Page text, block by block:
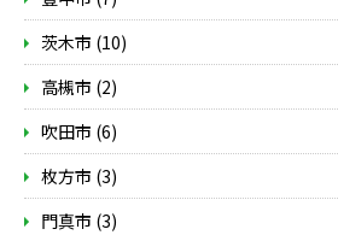
茨木市 (10)
高槻市 (2)
吹田市 (6)
枚方市 (3)
門真市 (3)